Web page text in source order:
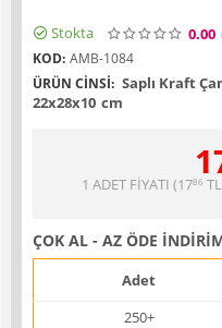
Stokta 0.00
KOD: AMB-1084
ÜRÜN CINSI: Saplı Kraft
22x28x10 cm
1 ADET FİYATI (1786 TL
ÇOK AL - AZ ÖDE
Adet
250+